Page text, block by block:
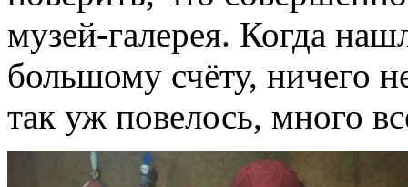
музей-галерея. Когда
большому счёту, ничего
так уж повелось, много